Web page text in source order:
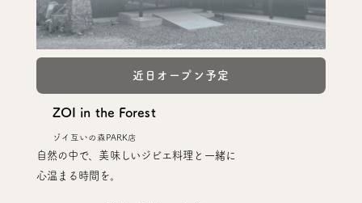
ZOI in the Forest
ゾイ互いの森PARK店
自然の中で、美味しいジビエ料理と一緒に
心温まる時間を。